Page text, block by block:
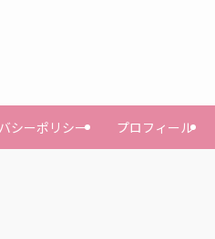
シーポリシー プロフィール